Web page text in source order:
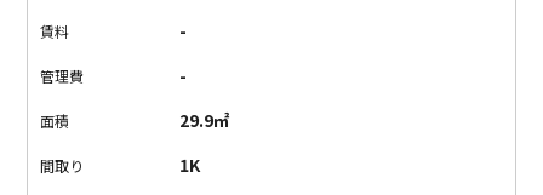
ッチンもIH2口コンロで設備的には使い勝手良さそうです。
て最後に、窓からの景色！
のです。
ちょっとイイ立地の良く出来たイイお部屋です。
賃料 -
管理費 -
面積 29.9㎡
間取り 1K